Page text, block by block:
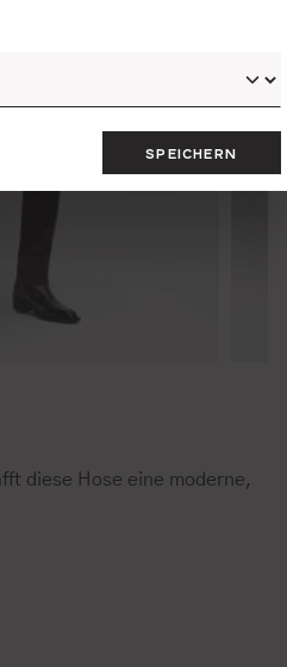
diese Hose eine moderne,
SPEICHERN